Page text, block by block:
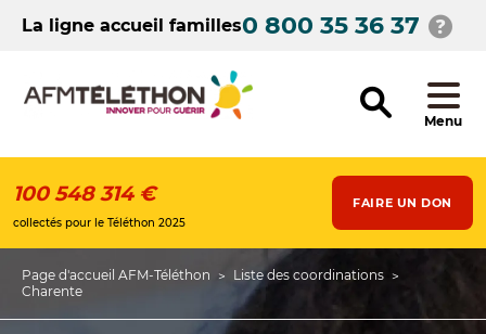
contenuLa ligne accueil familles0 800 35 36 37
Menu
100 548 314 €
collectés pour le Téléthon 2025
FAIRE UN DON
Fil
Page d'accueil AFM-Téléthon
Liste des coordinations
Charente